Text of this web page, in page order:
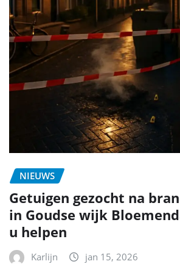
NIEUWS
Getuigen gezocht na
in Goudse wijk
u helpen
Karlijn jan 15, 2026